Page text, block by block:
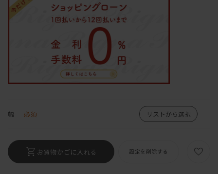
幅 必須 リストから選択
お買物かごに入れる 設定を削除する